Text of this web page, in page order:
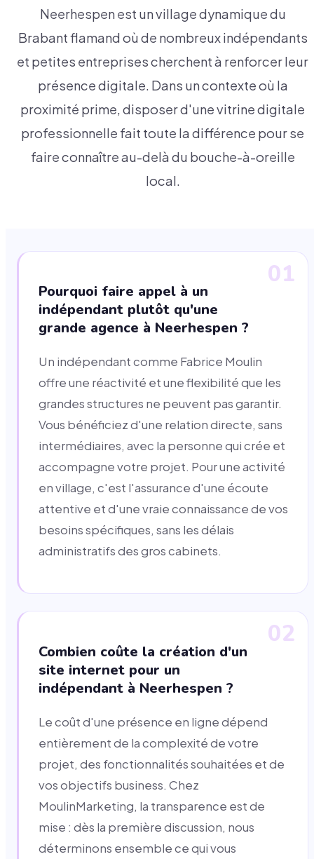
Neerhespen est un village dynamique du
Brabant flamand où de nombreux indépendants
et petites entreprises cherchent à renforcer leur
présence digitale. Dans un contexte où la
proximité prime, disposer d'une vitrine digitale
professionnelle fait toute la différence pour se
faire connaître au-delà du bouche-à-oreille
local.
01
Pourquoi faire appel à un
indépendant plutôt qu'une
grande agence à Neerhespen ?
Un indépendant comme Fabrice Moulin
offre une réactivité et une flexibilité que les
grandes structures ne peuvent pas garantir.
Vous bénéficiez d'une relation directe, sans
intermédiaires, avec la personne qui crée et
accompagne votre projet. Pour une activité
en village, c'est l'assurance d'une écoute
attentive et d'une vraie connaissance de vos
besoins spécifiques, sans les délais
administratifs des gros cabinets.
02
Combien coûte la création d'un
site internet pour un
indépendant à Neerhespen ?
Le coût d'une présence en ligne dépend
entièrement de la complexité de votre
projet, des fonctionnalités souhaitées et de
vos objectifs business. Chez
MoulinMarketing, la transparence est de
mise : dès la première discussion, nous
déterminons ensemble ce qui vous